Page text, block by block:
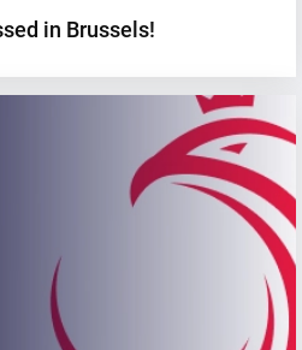
in Brussels!